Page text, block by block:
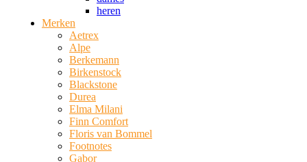
heren
Merken
Aetrex
Alpe
Berkemann
Birkenstock
Blackstone
Durea
Elma Milani
Finn Comfort
Floris van Bommel
Footnotes
Gabor